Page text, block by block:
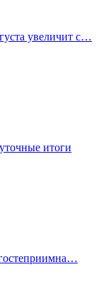
увеличит с…
итоги